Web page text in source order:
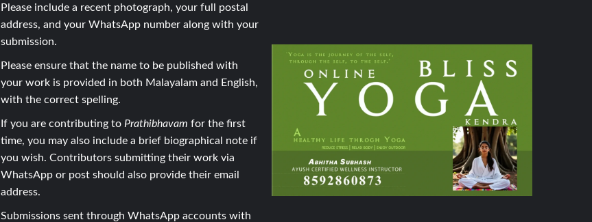
Please include a recent photograph, your full postal
address, and your WhatsApp number along with your
submission.
Please ensure that the name to be published with
your work is provided in both Malayalam and English,
with the correct spelling.
If you are contributing to Prathibhavam for the first
time, you may also include a brief biographical note if
you wish. Contributors submitting their work via
WhatsApp or post should also provide their email
address.
Submissions sent through WhatsApp accounts with